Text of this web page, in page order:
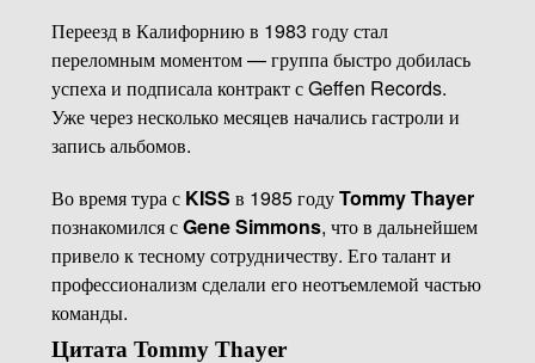
Переезд в Калифорнию в 1983 году стал
переломным моментом — группа быстро добилась
успеха и подписала контракт с Geffen Records.
Уже через несколько месяцев начались гастроли и
запись альбомов.
Во время тура с KISS в 1985 годуTommy Thayer
познакомился сGene Simmons, что в дальнейшем
привело к тесному сотрудничеству. Его талант и
профессионализм сделали его неотъемлемой частью
команды.
Цитата Tommy Thayer